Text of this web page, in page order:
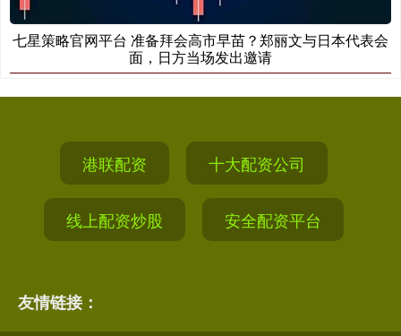
七星策略官网平台 准备拜会高市早苗？郑丽文与日本代表会
面，日方当场发出邀请
港联配资 十大配资公司
线上配资炒股 安全配资平台
友情链接：